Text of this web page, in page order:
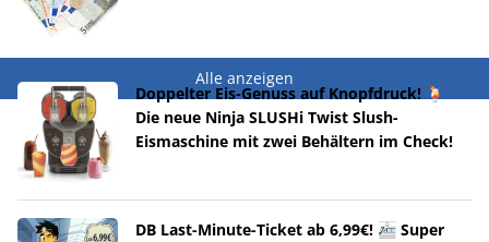
Alle anzeigen
Doppelter Eis-Genuss auf Knopfdruck! 🍹
Die neue Ninja SLUSHi Twist Slush-
Eismaschine mit zwei Behältern im Check!
DB Last-Minute-Ticket ab 6,99€! 🚈 Super